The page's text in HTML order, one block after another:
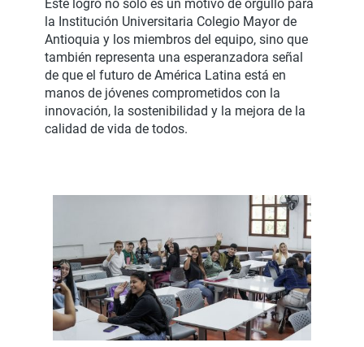
Este logro no solo es un motivo de orgullo para
la Institución Universitaria Colegio Mayor de
Antioquia y los miembros del equipo, sino que
también representa una esperanzadora señal
de que el futuro de América Latina está en
manos de jóvenes comprometidos con la
innovación, la sostenibilidad y la mejora de la
calidad de vida de todos.